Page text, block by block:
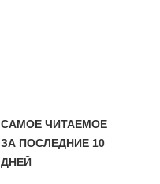
САМОЕ ЧИТАЕМОЕ
ЗА ПОСЛЕДНИЕ 10
ДНЕЙ